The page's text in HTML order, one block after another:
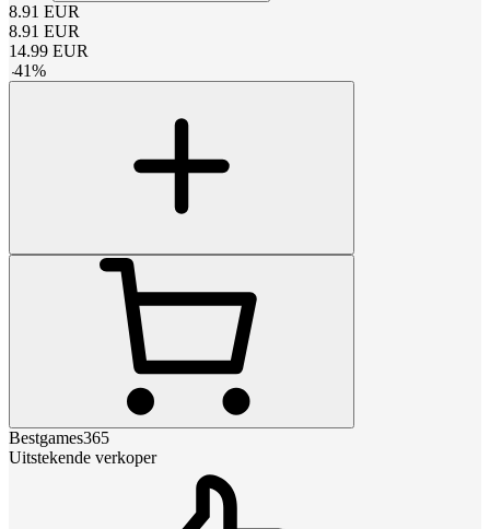
8.91 EUR
8.91 EUR
14.99 EUR
-41%
Bestgames365
Uitstekende verkoper